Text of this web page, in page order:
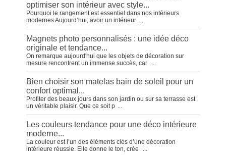
optimiser son intérieur avec style...
Pourquoi le rangement est essentiel dans nos intérieurs
modernes Aujourd’hui, avoir un intérieur ...
Magnets photo personnalisés : une idée déco
originale et tendance...
On remarque aujourd'hui que les objets de décoration sur
mesure rencontrent un immense succès, car
...
Bien choisir son matelas bain de soleil pour un
confort optimal...
Profiter des beaux jours dans son jardin ou sur sa terrasse est
un véritable plaisir. Que ce soit p ...
Les couleurs tendance pour une déco intérieure
moderne...
La couleur est l’un des éléments clés d’une décoration
intérieure réussie. Elle donne le ton, crée
...